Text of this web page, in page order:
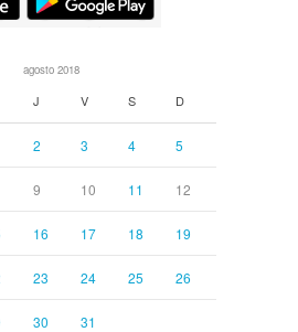
agosto 2018
J V S D
2 3 4 5
9 10 11 12
16 17 18 19
23 24 25 26
30 31